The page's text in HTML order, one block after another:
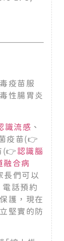
疫苗服
性腸胃炎
識流感 、
疫苗(👉
(👉認識腦
融合病
長們可以
話預約
護，現在
堅實的防